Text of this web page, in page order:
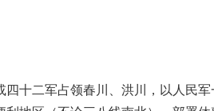
十二军占领春川、洪川，以人民军